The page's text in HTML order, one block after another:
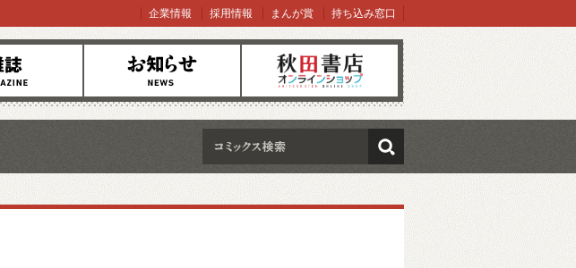
お知らせ オンラインショップ
企業情報 採用情報 まんが賞 持ち込み窓口
検索